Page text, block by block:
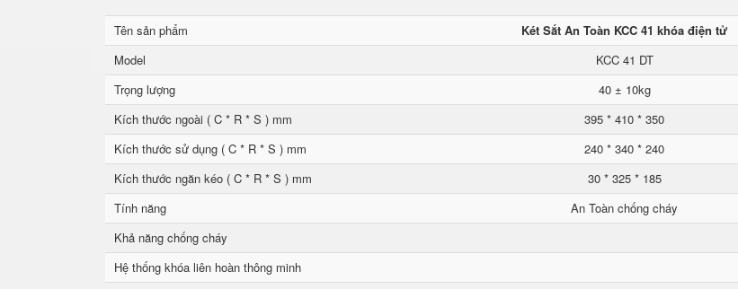
Tên sản phẩm
Két Sắt An Toàn KCC 41 khóa điện tử
Model
KCC 41 DT
Trọng lượng
40 ± 10kg
Kích thước ngoài ( C * R * S ) mm
395 * 410 * 350
Kích thước sử dụng ( C * R * S ) mm
240 * 340 * 240
Kích thước ngăn kéo ( C * R * S ) mm
30 * 325 * 185
Tính năng
An Toàn chống cháy
Khả năng chống cháy
Hệ thống khóa liên hoàn thông minh